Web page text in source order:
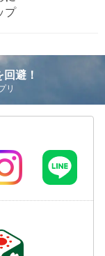
プ
避！
リ